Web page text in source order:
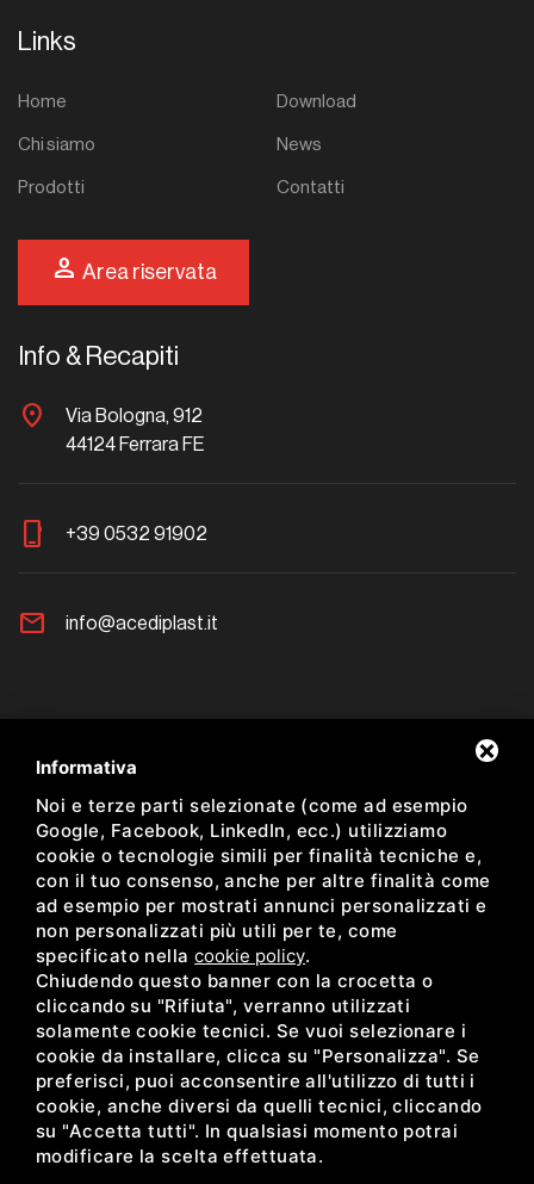
Links
Home
Chi siamo
Prodotti
Download
News
Contatti
person Area riservata
Info & Recapiti
location_on
Via Bologna, 912
44124 Ferrara FE
phone_iphone +39 0532 91902
mail info@acediplast.it
Newsletter
Resta aggiornato sulle nostre proposte
Ho preso visione dell'informativa sulla Newsletter *
facebook instagram
ACEDI PLAST SRL • PRIVACY•SITEMAP• QUESTO SITO È PROTETTO DA
Informativa
Noi e terze parti selezionate (come ad esempio
Google, Facebook, LinkedIn, ecc.) utilizziamo
cookie o tecnologie simili per finalità tecniche e,
con il tuo consenso, anche per altre finalità come
ad esempio per mostrati annunci personalizzati e
non personalizzati più utili per te, come
specificato nellacookie policy.
Chiudendo questo banner con la crocetta o
cliccando su "Rifiuta", verranno utilizzati
solamente cookie tecnici. Se vuoi selezionare i
cookie da installare, clicca su "Personalizza". Se
preferisci, puoi acconsentire all'utilizzo di tutti i
cookie, anche diversi da quelli tecnici, cliccando
su "Accetta tutti". In qualsiasi momento potrai
modificare la scelta effettuata.